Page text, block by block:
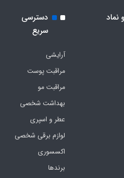
نماد
دسترسی
سریع
آرایشی
مراقبت پوست
مراقبت مو
بهداشت شخصی
عطر و اسپری
لوازم برقی شخصی
اکسسوری
برندها